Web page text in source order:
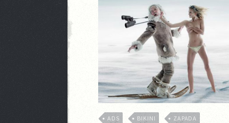
ADS BIKINI ZAPADA